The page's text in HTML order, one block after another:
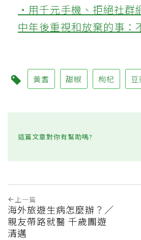
‧用千元手機、拒絕社群
中年後重視和放棄的事：
黃耆 甜椒 枸杞 豆
這篇文章對你有幫助嗎?
上一篇
海外旅遊生病怎麼辦？／
親友帶路就醫 千歲團遊
清邁